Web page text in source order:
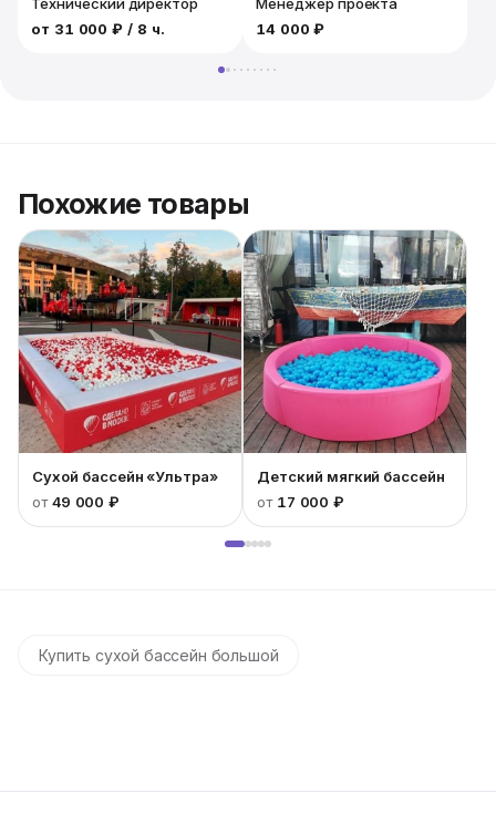
от 31 000 ₽ / 8 ч.
14 000 ₽
Похожие товары
Сухой бассейн «Ультра»
от49 000 ₽
Детский мягкий бассейн
от 17 000 ₽
Купить сухой бассейн большой